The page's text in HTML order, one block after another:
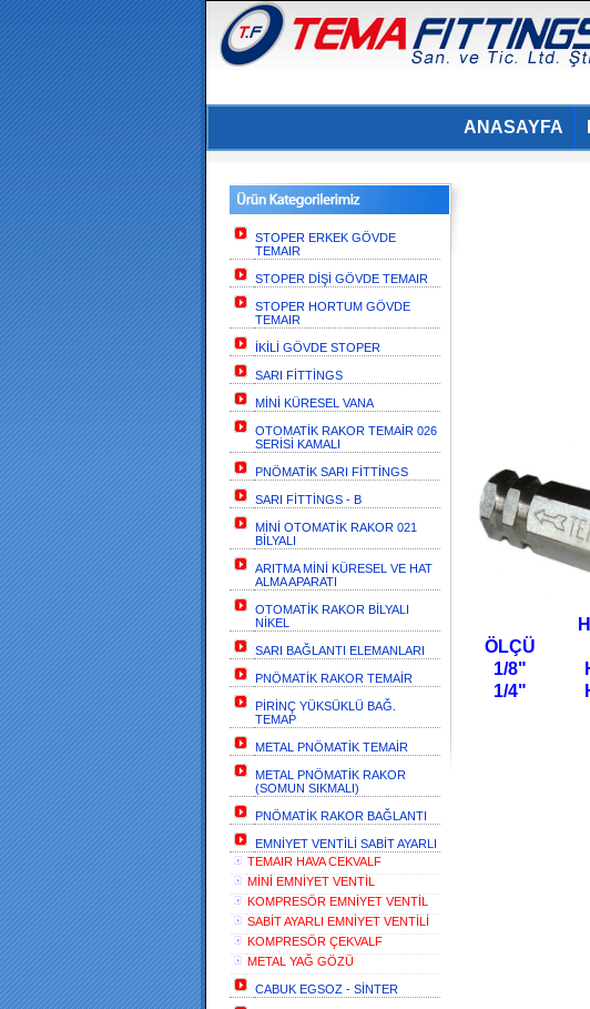
ANASAYFA
STOPER ERKEK GÖVDE
TEMAIR
STOPER DİŞİ GÖVDE TEMAIR
STOPER HORTUM GÖVDE
TEMAIR
İKİLİ GÖVDE STOPER
SARI FİTTİNGS
MİNİ KÜRESEL VANA
OTOMATİK RAKOR TEMAİR 026
SERİSİ KAMALI
PNÖMATİK SARI FİTTİNGS
SARI FİTTİNGS - B
MİNİ OTOMATİK RAKOR 021
BİLYALI
ARITMA MİNİ KÜRESEL VE HAT
ALMA APARATI
OTOMATİK RAKOR BİLYALI
NİKEL
SARI BAĞLANTI ELEMANLARI
PNÖMATİK RAKOR TEMAİR
PİRİNÇ YÜKSÜKLÜ BAĞ.
TEMAP
METAL PNÖMATİK TEMAİR
METAL PNÖMATİK RAKOR
(SOMUN SIKMALI)
PNÖMATİK RAKOR BAĞLANTI
EMNİYET VENTİLİ SABİT AYARLI
TEMAIR HAVA CEKVALF
MİNİ EMNİYET VENTİL
KOMPRESÖR EMNİYET VENTİL
SABİT AYARLI EMNİYET VENTİLİ
KOMPRESÖR ÇEKVALF
METAL YAĞ GÖZÜ
CABUK EGSOZ - SİNTER
HAVA
1/8"
1/4"